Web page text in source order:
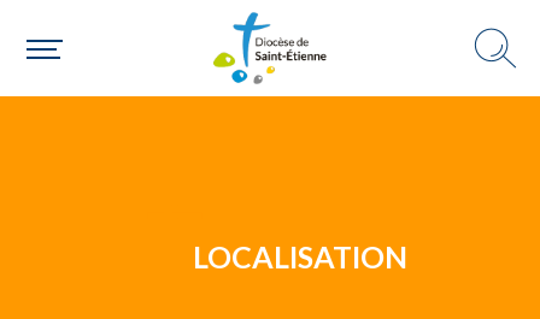
LOCALISATION